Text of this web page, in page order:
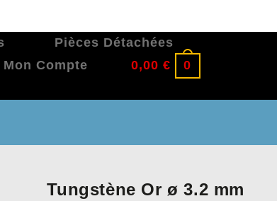
Pièces Détachées
Mon Compte 0,00 € 0
Tungstène Or ø 3.2 mm